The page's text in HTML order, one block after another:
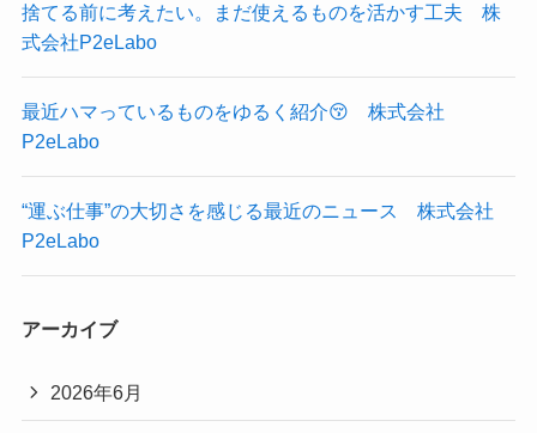
捨てる前に考えたい。まだ使えるものを活かす工夫 株
式会社P2eLabo
最近ハマっているものをゆるく紹介😚 株式会社
P2eLabo
“運ぶ仕事”の大切さを感じる最近のニュース 株式会社
P2eLabo
アーカイブ
2026年6月